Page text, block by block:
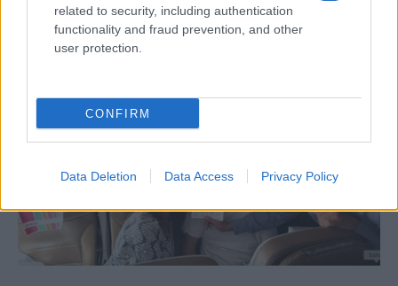
related to security, including authentication
functionality and fraud prevention, and other
user protection.
CONFIRM
Data Deletion Data Access Privacy Policy